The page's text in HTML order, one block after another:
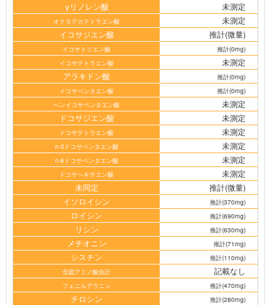
γリノレン酸 未測定
オクタデカテトラエン酸
未測定
イコサジエン酸
推計(微量)
イコサトリエン酸
推計(0mg)
イコサテトラエン酸
未測定
アラキドン酸
推計(0mg)
イコサペンタエン酸
推計(0mg)
ヘンイコサペンタエン酸
未測定
ドコサジエン酸
未測定
ドコサテトラエン酸 未測定
n-3ドコサペンタエン酸 未測定
n-6ドコサペンタエン酸 未測定
ドコサヘキサエン酸
未測定
未同定
推計(微量)
イソロイシン
推計(370mg)
ロイシン 推計(690mg)
リシン 推計(630mg)
メチオニン 推計(71mg)
シスチン
推計(110mg)
含硫アミノ酸合計
記載なし
フェニルアラニン 推計(470mg)
チロシン
推計(280mg)